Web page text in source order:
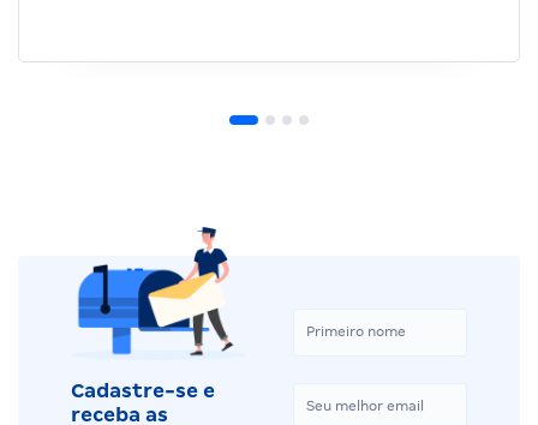
Cadastre-se e
receba as